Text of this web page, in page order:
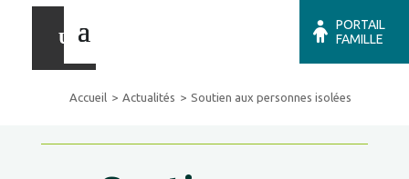
PORTAIL
FAMILLE
Accueil Actualités Soutien aux personnes isolées